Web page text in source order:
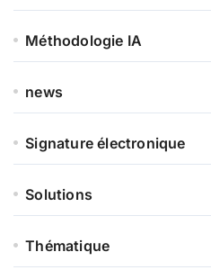
Méthodologie IA
news
Signature électronique
Solutions
Thématique